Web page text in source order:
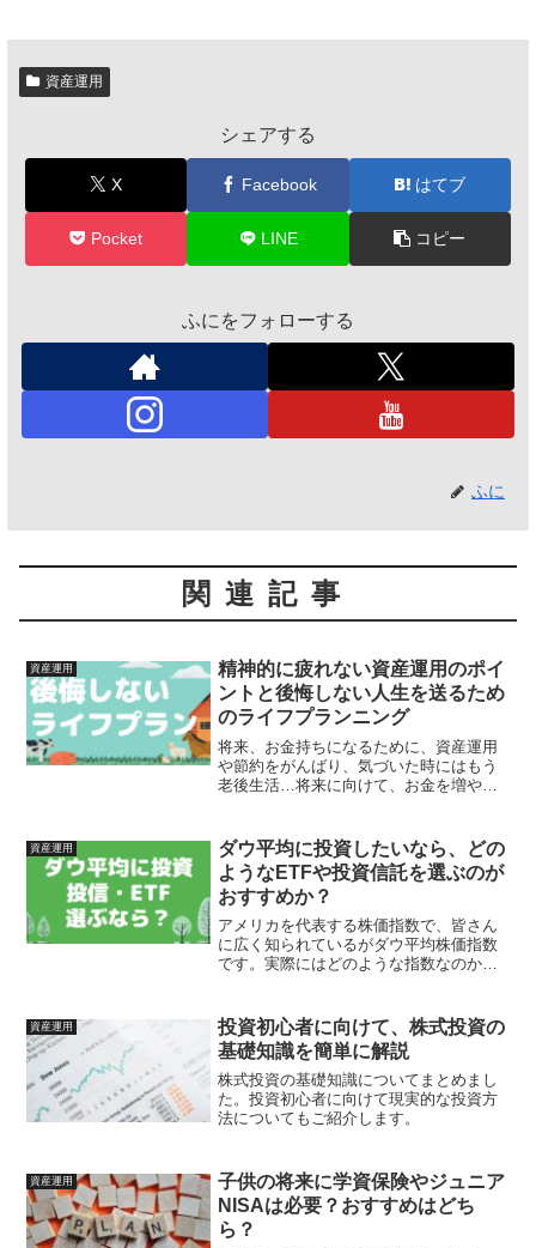
資産運用
シェアする
X Facebook はてブ
Pocket LINE コピー
ふにをフォローする
ふに
関連記事
資産運用
精神的に疲れない資産運用のポイ
ントと後悔しない人生を送るため
のライフプランニング
将来、お金持ちになるために、資産運用
や節約をがんばり、気づいた時にはもう
老後生活…将来に向けて、お金を増やす
転倒です。そこで考えたいのがライフプ
ランニングです。今回は、...
資産運用
ダウ平均に投資したいなら、どの
ようなETFや投資信託を選ぶのが
おすすめか？
アメリカを代表する株価指数で、皆さん
に広く知られているがダウ平均株価指数
です。実際にはどのような指数なのか？
して、ダウ平均株価指数に投資するため
にはどのような商品を選ぶ...
資産運用
投資初心者に向けて、株式投資の
基礎知識を簡単に解説
株式投資の基礎知識についてまとめまし
た。投資初心者に向けて現実的な投資方
法についてもご紹介します。
資産運用
子供の将来に学資保険やジュニア
NISAは必要？おすすめはどち
ら？